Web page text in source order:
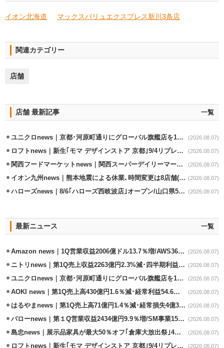
イオン北海道 マックスバリュエクスプレス新川3条店
関連カテゴリー
店舗
店舗 最新記事 一覧
ユニクロnews｜京都･河原町通りにグローバル旗艦店を11/6開設 (2026.08.07)
ロフトnews｜新生｢モマ デザインストア 京都｣9/4リプレイスオープン (2026.08.07)
関西フードマーケットnews｜関西スーパーデイリーマート蒲生店8/7改装 (2026.08.07)
イオン九州news｜熊本地震による休業､時間変更は8店舗(8/7時点) (2026.08.07)
ハローズnews｜8/6｢ハローズ西岐波店｣オープン/山口県5店舗目 (2026.08.07)
最新ニュース 一覧
Amazon news｜1Q営業収益2006億ドル13.7％増/AWS36.8％％増が貢献 (2026.08.07)
ニトリnews｜第1Q売上収益2263億円2.3%減･四半期利益1.4％減 (2026.08.07)
ユニクロnews｜京都･河原町通りにグローバル旗艦店を11/6開設 (2026.08.07)
AOKI news｜第1Q売上高430億円1.6％減･経常利益54.6％減 (2026.08.07)
はるやまnews｜第1Q売上高71億円1.4％減･経常損失4億3800万円 (2026.08.07)
バローnews｜第１Q営業収益2434億円9.9％増/SM事業15.5％増と絶好調 (2026.08.07)
島忠news｜展示品家具が最大50％オフ｢倉庫大放出祭｣4店舗限定で開催 (2026.08.07)
ロフトnews｜新生｢モマ デザインストア 京都｣9/4リプレイスオープン (2026.08.07)